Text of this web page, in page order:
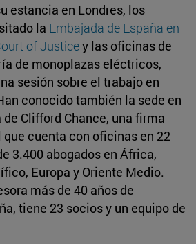
estancia en Londres, los
la Embajada de España en
of Justicey las oficinas de
de monoplazas eléctricos,
sesión sobre el trabajo en
conocido también la sede en
Clifford Chance, una firma
cuenta con oficinas en 22
3.400 abogados en África,
Europa y Oriente Medio.
más de 40 años de
tiene 23 socios y un equipo de